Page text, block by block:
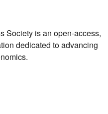
Society is an open-access,
dedicated to advancing